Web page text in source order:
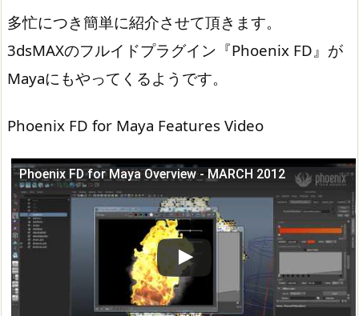
多忙につき簡単に紹介させて頂きます。
3dsMAXのフルイドプラグイン『Phoenix FD』が
Mayaにもやってくるようです。
Phoenix FD for Maya Features Video
Phoenix FD for Maya Оverview - MARCH 2012
この動画を YouTube で視聴